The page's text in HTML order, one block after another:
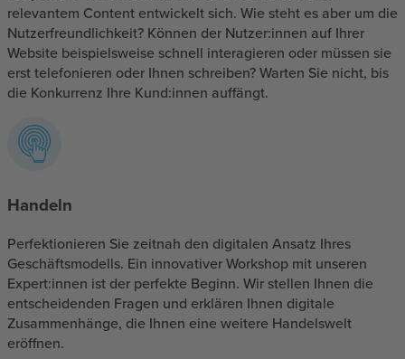
relevantem Content entwickelt sich. Wie steht es aber um die
Nutzerfreundlichkeit? Können der Nutzer:innen auf Ihrer
Website beispielsweise schnell interagieren oder müssen sie
erst telefonieren oder Ihnen schreiben? Warten Sie nicht, bis
die Konkurrenz Ihre Kund:innen auffängt.
Handeln
Perfektionieren Sie zeitnah den digitalen Ansatz Ihres
Geschäftsmodells. Ein innovativer Workshop mit unseren
Expert:innen ist der perfekte Beginn. Wir stellen Ihnen die
entscheidenden Fragen und erklären Ihnen digitale
Zusammenhänge, die Ihnen eine weitere Handelswelt
eröffnen.